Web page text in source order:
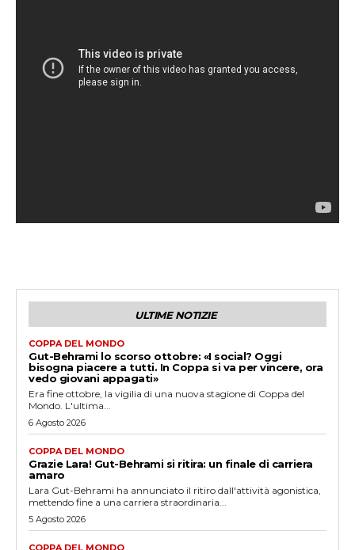
ULTIME NOTIZIE
COPPA DEL MONDO
Gut-Behrami lo scorso ottobre: «I social? Oggi
bisogna piacere a tutti. In Coppa si va per vincere, ora
vedo giovani appagati»
Era fine ottobre, la vigilia di una nuova stagione di Coppa del
Mondo. L'ultima...
6 Agosto 2026
COPPA DEL MONDO
Grazie Lara! Gut-Behrami si ritira: un finale di carriera
amaro
Lara Gut-Behrami ha annunciato il ritiro dall'attività agonistica,
mettendo fine a una carriera straordinaria...
5 Agosto 2026
COPPA DEL MONDO